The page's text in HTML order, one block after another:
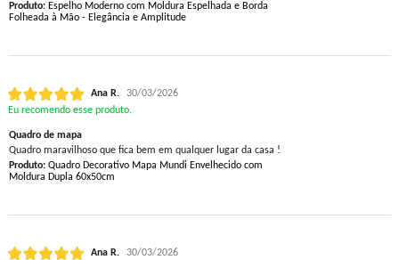
Produto:Espelho Moderno com Moldura Espelhada e Borda
Folheada à Mão - Elegância e Amplitude
Ana R.
30/03/2026
Eu recomendo esse produto.
Quadro de mapa
Quadro maravilhoso que fica bem em qualquer lugar da casa !
Produto:Quadro Decorativo Mapa Mundi Envelhecido com
Moldura Dupla 60x50cm
Ana R.
30/03/2026